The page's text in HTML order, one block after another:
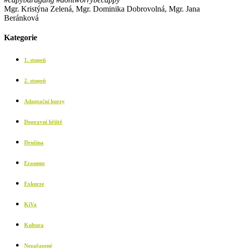
Mgr. Kristýna Zelená, Mgr. Dominika Dobrovolná, Mgr. Jana
Beránková
Kategorie
1. stupeň
2. stupeň
Adaptační kurzy
Dopravní hřiště
Družina
Erasmus
Exkurze
KiVa
Kultura
Nezařazené